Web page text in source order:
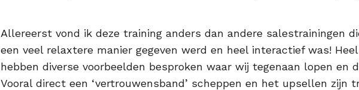
Allereerst vond ik deze training anders dan andere salestrainingen
een veel relaxtere manier gegeven werd en heel interactief was!
hebben diverse voorbeelden besproken waar wij tegenaan lopen en
Vooral direct een ‘vertrouwensband’ scheppen en het upsellen zijn